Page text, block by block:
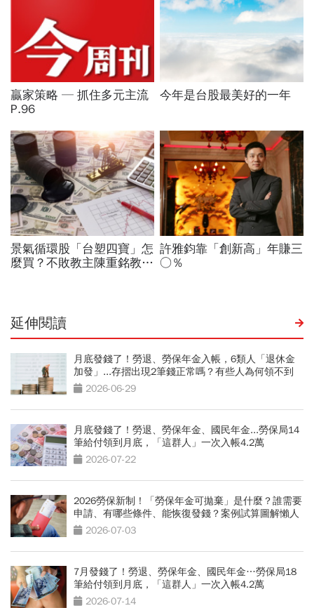
延伸閱讀
月底發錢了！勞退、勞保年金入帳，6類人「退休金
加發」...存摺出現2筆錢正常嗎？有些人為何領不到
2026-06-29
月底發錢了！勞退、勞保年金、國民年金...勞保局14
筆給付領到月底，「這群人」一次入帳4.2萬
2026-07-22
2026勞保新制！「勞保年金可拋棄」是什麼？誰需要
申請、有哪些條件、能恢復發錢？案例試算圖解懶人
包 2026-07-03
7月發錢了！勞退、勞保年金、國民年金…勞保局18
筆給付領到月底，「這群人」一次入帳4.2萬
2026-07-14